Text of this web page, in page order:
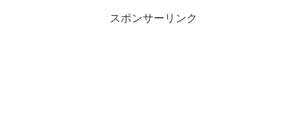
スポンサーリンク